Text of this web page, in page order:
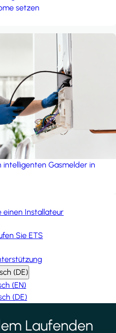
setzen
intelligenten Gasmelder in
einen Installateur
Sie ETS
(DE)
(EN)
(DE)
Laufenden